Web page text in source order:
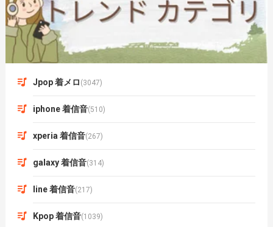
Jpop 着メロ (3047)
iphone 着信音(510)
xperia 着信音(267)
galaxy 着信音(314)
line 着信音(217)
Kpop 着信音(1039)